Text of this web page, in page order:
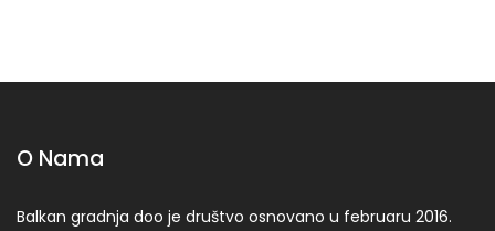
O Nama
Balkan gradnja doo je društvo osnovano u februaru 2016.